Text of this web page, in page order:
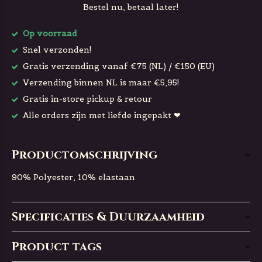
Bestel nu, betaal later!
Op voorraad
Snel verzonden!
Gratis verzending vanaf €75 (NL) / €150 (EU)
Verzending binnen NL is maar €5,95!
Gratis in-store pickup & retour
Alle orders zijn met liefde ingepakt ❤
Productomschrijving
90% Polyester, 10% elastaan
Specificaties & Duurzaamheid
Product tags